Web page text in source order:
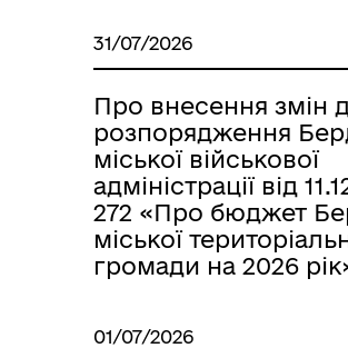
31/07/2026
Про внесення змін
розпорядження
міської військової
адміністрації від
272 «Про бюджет
міської
громади на 2026
01/07/2026